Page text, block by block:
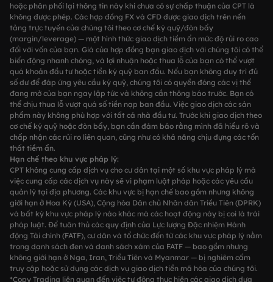
hoặc phân phối lại thông tin này khi chưa có sự chấp thuận của CPT là
không được phép. Các hợp đồng FX và CFD được giao dịch trên nền
tảng trực tuyến của chúng tôi theo cơ chế ký quỹ/đòn bẩy
(margin/leverage) — một hình thức giao dịch tiềm ẩn mức độ rủi ro cao
đối với vốn của bạn. Giá của hợp đồng bạn giao dịch với chúng tôi có thể
biến động nhanh chóng, và lợi nhuận hoặc thua lỗ của bạn có thể vượt
quá khoản đầu tư hoặc tiền ký quỹ ban đầu. Nếu bạn không duy trì đủ
số dư để đáp ứng yêu cầu ký quỹ, chúng tôi có quyền đóng các vị thế
đang mở của bạn ngay lập tức và không cần thông báo trước. Bạn có
thể chịu thua lỗ vượt quá số tiền nạp ban đầu. Việc giao dịch các sản
phẩm này không phù hợp với tất cả nhà đầu tư. Trước khi giao dịch theo
cơ chế ký quỹ hoặc đòn bẩy, bạn cần đảm bảo rằng mình đã hiểu rõ và
chấp nhận các rủi ro liên quan, cũng như có khả năng chịu đựng các tổn
thất tiềm ẩn.
Hạn chế theo khu vực pháp lý:
CPT không cung cấp dịch vụ cho cư dân tại một số khu vực pháp lý mà
việc cung cấp các dịch vụ này sẽ vi phạm luật pháp hoặc các yêu cầu
quản lý tại địa phương. Các khu vực bị hạn chế bao gồm nhưng không
giới hạn ở Hoa Kỳ (USA), Cộng hòa Dân chủ Nhân dân Triều Tiên (DPRK)
và bất kỳ khu vực pháp lý nào khác mà các hoạt động này bị coi là trái
pháp luật. Để tuân thủ các quy định của Lực lượng Đặc nhiệm Hành
động Tài chính (FATF), cư dân và tổ chức đến từ các khu vực pháp lý nằm
trong danh sách đen và danh sách xám của FATF — bao gồm nhưng
không giới hạn ở Nga, Iran, Triều Tiên và Myanmar — bị nghiêm cấm
truy cập hoặc sử dụng các dịch vụ giao dịch tiền mã hóa của chúng tôi.
*Copy Trading liên quan đến việc tự động thực hiện các giao dịch dựa